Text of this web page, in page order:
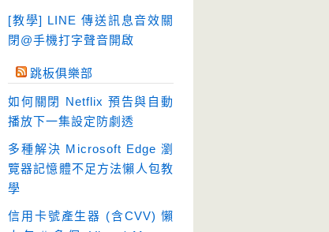
輸入法 (4)
[教學] LINE 傳送訊息音效關
閉@手機打字聲音開啟
跳板俱樂部
如何關閉 Netflix 預告與自動
播放下一集設定防劇透
多種解決 Microsoft Edge 瀏
覽器記憶體不足方法懶人包教
學
信用卡號產生器 (含CVV) 懶